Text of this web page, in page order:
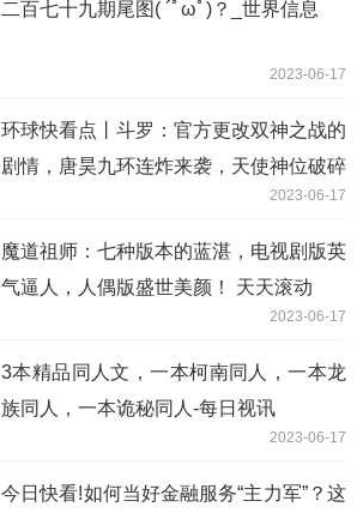
二百七十九期尾图( ´ﾟωﾟ)？_世界信息
2023-06-17
环球快看点丨斗罗：官方更改双神之战的
剧情，唐昊九环连炸来袭，天使神位破碎
2023-06-17
魔道祖师：七种版本的蓝湛，电视剧版英
气逼人，人偶版盛世美颜！ 天天滚动
2023-06-17
3本精品同人文，一本柯南同人，一本龙
族同人，一本诡秘同人-每日视讯
2023-06-17
今日快看!如何当好金融服务“主力军”？这